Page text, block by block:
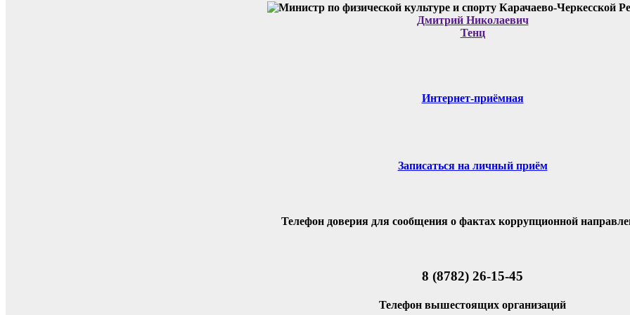
Дмитрий Николаевич
Тенц
Интернет-приёмная
Записаться на личный приём
Телефон доверия для сообщения о фактах коррупционной
8 (8782) 26-15-45
Телефон вышестоящих организаций